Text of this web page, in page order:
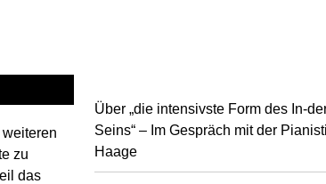
weiteren
zu
das
Über „die intensivste Form des In-
Seins“ – Im Gespräch mit der
Haage